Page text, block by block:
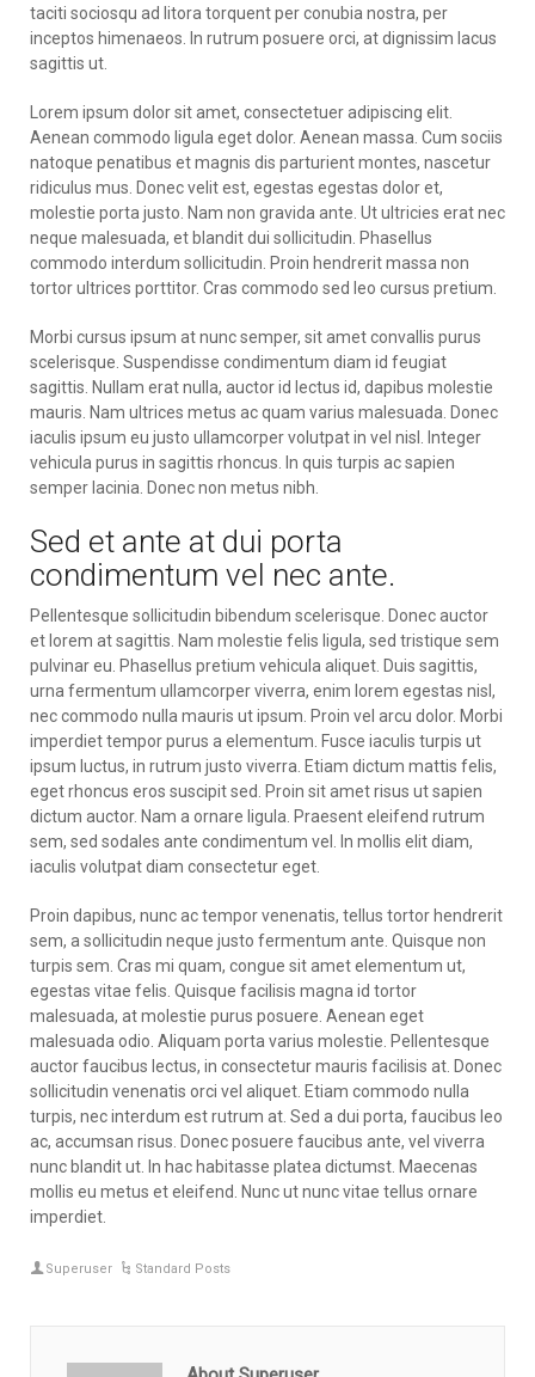
taciti sociosqu ad litora torquent per conubia nostra, per
inceptos himenaeos. In rutrum posuere orci, at dignissim lacus
sagittis ut.
Lorem ipsum dolor sit amet, consectetuer adipiscing elit.
Aenean commodo ligula eget dolor. Aenean massa. Cum sociis
natoque penatibus et magnis dis parturient montes, nascetur
ridiculus mus. Donec velit est, egestas egestas dolor et,
molestie porta justo. Nam non gravida ante. Ut ultricies erat nec
neque malesuada, et blandit dui sollicitudin. Phasellus
commodo interdum sollicitudin. Proin hendrerit massa non
tortor ultrices porttitor. Cras commodo sed leo cursus pretium.
Morbi cursus ipsum at nunc semper, sit amet convallis purus
scelerisque. Suspendisse condimentum diam id feugiat
sagittis. Nullam erat nulla, auctor id lectus id, dapibus molestie
mauris. Nam ultrices metus ac quam varius malesuada. Donec
iaculis ipsum eu justo ullamcorper volutpat in vel nisl. Integer
vehicula purus in sagittis rhoncus. In quis turpis ac sapien
semper lacinia. Donec non metus nibh.
Sed et ante at dui porta
condimentum vel nec ante.
Pellentesque sollicitudin bibendum scelerisque. Donec auctor
et lorem at sagittis. Nam molestie felis ligula, sed tristique sem
pulvinar eu. Phasellus pretium vehicula aliquet. Duis sagittis,
urna fermentum ullamcorper viverra, enim lorem egestas nisl,
nec commodo nulla mauris ut ipsum. Proin vel arcu dolor. Morbi
imperdiet tempor purus a elementum. Fusce iaculis turpis ut
ipsum luctus, in rutrum justo viverra. Etiam dictum mattis felis,
eget rhoncus eros suscipit sed. Proin sit amet risus ut sapien
dictum auctor. Nam a ornare ligula. Praesent eleifend rutrum
sem, sed sodales ante condimentum vel. In mollis elit diam,
iaculis volutpat diam consectetur eget.
Proin dapibus, nunc ac tempor venenatis, tellus tortor hendrerit
sem, a sollicitudin neque justo fermentum ante. Quisque non
turpis sem. Cras mi quam, congue sit amet elementum ut,
egestas vitae felis. Quisque facilisis magna id tortor
malesuada, at molestie purus posuere. Aenean eget
malesuada odio. Aliquam porta varius molestie. Pellentesque
auctor faucibus lectus, in consectetur mauris facilisis at. Donec
sollicitudin venenatis orci vel aliquet. Etiam commodo nulla
turpis, nec interdum est rutrum at. Sed a dui porta, faucibus leo
ac, accumsan risus. Donec posuere faucibus ante, vel viverra
nunc blandit ut. In hac habitasse platea dictumst. Maecenas
mollis eu metus et eleifend. Nunc ut nunc vitae tellus ornare
imperdiet.
Superuser Standard Posts